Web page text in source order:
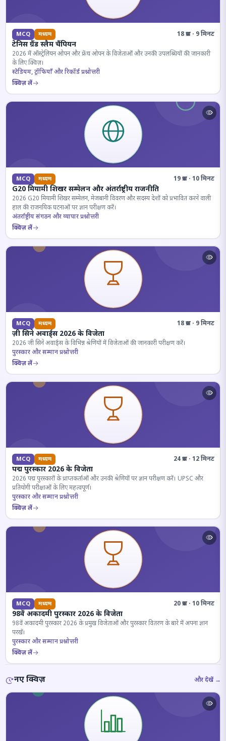
MCQ मध्यम 18 प्रश्न · 9 मिनट
टेनिस ग्रैंड स्लैम चैंपियन
2026 में ऑस्ट्रेलियन ओपन और फ्रेंच ओपन के विजेताओं और उनकी उपलब्धियों की जानकारी
के लिए क्विज़।
स्टेडियम, ट्रॉफियाँ और रिकॉर्ड प्रश्नोत्तरी
क्विज़ लें
MCQ मध्यम 19 प्रश्न · 10 मिनट
G20 मियामी शिखर सम्मेलन और अंतर्राष्ट्रीय राजनीति
2026 G20 मियामी शिखर सम्मेलन, मेजबानी विवरण और सदस्य देशों को प्रभावित करने वाली
हाल की राजनयिक घटनाओं पर ज्ञान परीक्षण करें।
अंतर्राष्ट्रीय संगठन और व्यापार प्रश्नोत्तरी
क्विज़ लें
MCQ मध्यम 18 प्रश्न · 9 मिनट
ज़ी सिने अवार्ड्स 2026 के विजेता
2026 जी सिने अवार्ड्स के विभिन्न श्रेणियों में विजेताओं की जानकारी परीक्षण करें।
पुरस्कार और सम्मान प्रश्नोत्तरी
क्विज़ लें
MCQ मध्यम 24 प्रश्न · 12 मिनट
पद्म पुरस्कार 2026 के विजेता
2026 पद्म पुरस्कारों के प्राप्तकर्ताओं और उनकी श्रेणियों पर ज्ञान परीक्षण करें। UPSC और
प्रतियोगी परीक्षाओं के लिए महत्वपूर्ण।
पुरस्कार और सम्मान प्रश्नोत्तरी
क्विज़ लें
MCQ मध्यम 20 प्रश्न · 10 मिनट
98वें अकादमी पुरस्कार 2026 के विजेता
98वें अकादमी पुरस्कार 2026 के प्रमुख विजेताओं और पुरस्कार वितरण के बारे में अपना ज्ञान
परखें।
पुरस्कार और सम्मान प्रश्नोत्तरी
क्विज़ लें
नए क्विज़ और देखें →